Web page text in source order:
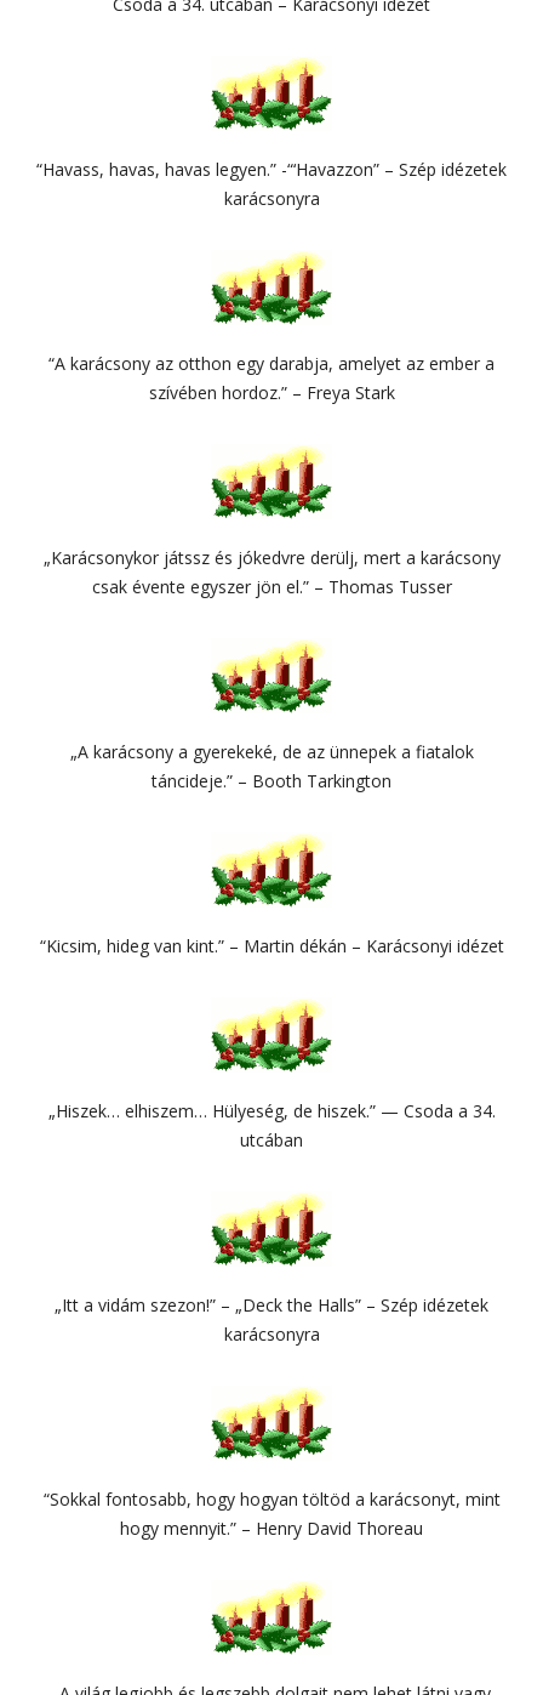
“Havass, havas, havas legyen.” -“‘Havazzon” – Szép idézetek
karácsonyra
“A karácsony az otthon egy darabja, amelyet az ember a
szívében hordoz.” – Freya Stark
„Karácsonykor játssz és jókedvre derülj, mert a karácsony
csak évente egyszer jön el.” – Thomas Tusser
„A karácsony a gyerekeké, de az ünnepek a fiatalok
táncideje.” – Booth Tarkington
“Kicsim, hideg van kint.” – Martin dékán – Karácsonyi idézet
„Hiszek… elhiszem… Hülyeség, de hiszek.” — Csoda a 34.
utcában
„Itt a vidám szezon!” – „Deck the Halls” – Szép idézetek
karácsonyra
“Sokkal fontosabb, hogy hogyan töltöd a karácsonyt, mint
hogy mennyit.” – Henry David Thoreau